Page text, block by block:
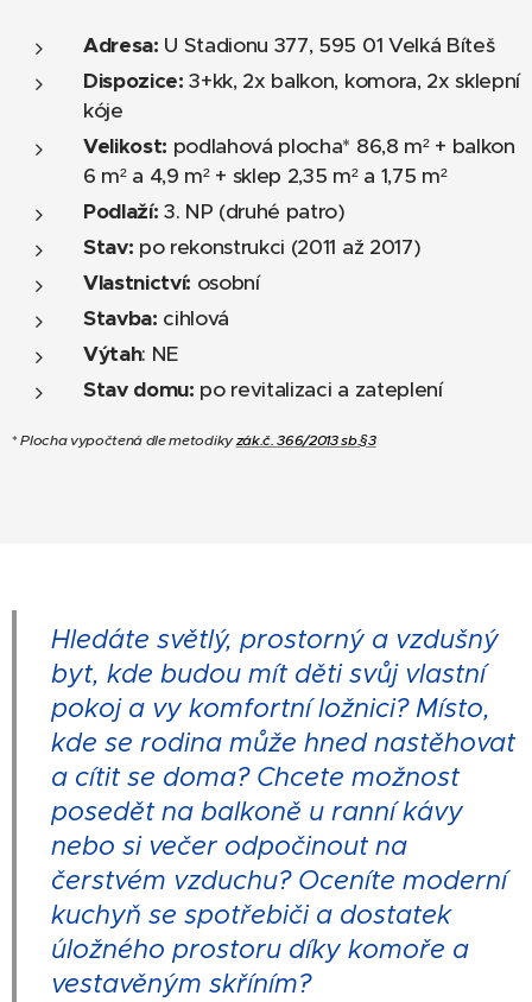
Adresa: U Stadionu 377, 595 01 Velká Bíteš
Dispozice: 3+kk, 2x balkon, komora, 2x sklepní
kóje
Velikost: podlahová plocha* 86,8 m² + balkon
6 m² a 4,9 m² + sklep 2,35 m² a 1,75 m²
Podlaží: 3. NP (druhé patro)
Stav: po rekonstrukci (2011 až 2017)
Vlastnictví: osobní
Stavba: cihlová
Výtah: NE
Stav domu: po revitalizaci a zateplení
*Plocha vypočtená dle metodiky zák.č. 366/2013 sb.§3
Hledáte světlý, prostorný a vzdušný
byt, kde budou mít děti svůj vlastní
pokoj a vy komfortní ložnici? Místo,
kde se rodina může hned nastěhovat
a cítit se doma? Chcete možnost
posedět na balkoně u ranní kávy
nebo si večer odpočinout na
čerstvém vzduchu? Oceníte moderní
kuchyň se spotřebiči a dostatek
úložného prostoru díky komoře a
vestavěným skříním?